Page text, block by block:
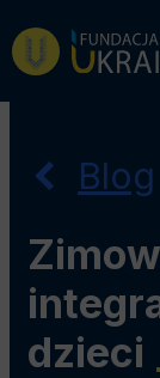
Przejdź
do
Przejdź
do
Przejdź
do
Blog
dzieci